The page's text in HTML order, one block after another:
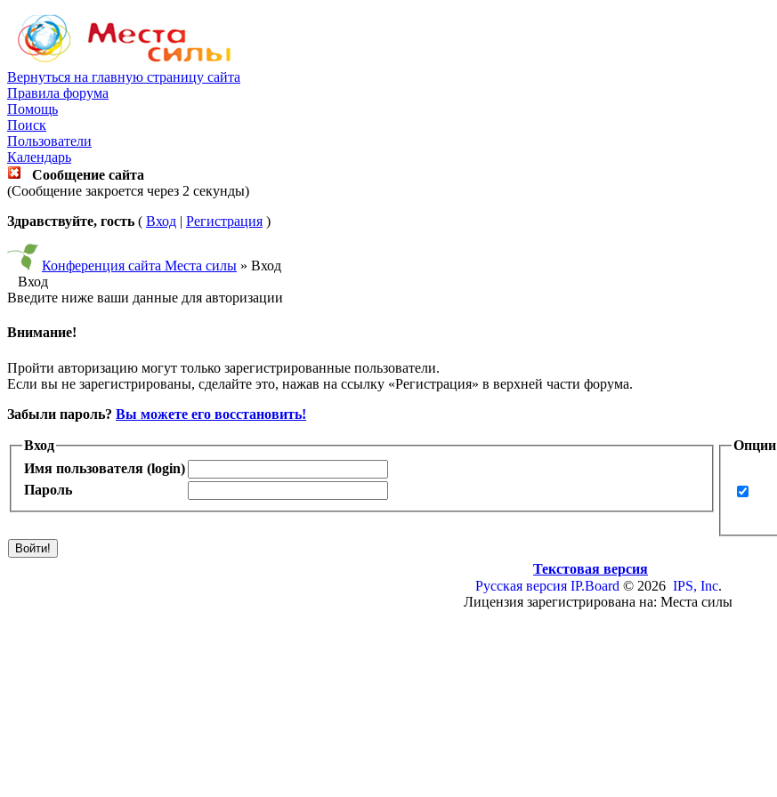
Вернуться на главную страницу сайта
Правила форума
Помощь
Поиск
Пользователи
Календарь
Сообщение сайта
(Сообщение закроется через 2 секунды)
Здравствуйте, гость ( Вход | Регистрация )
Конференция сайта Места силы » Вход
Вход
Введите ниже ваши данные для авторизации
Внимание!
Пройти авторизацию могут только зарегистрированные пользователи.
Если вы не зарегистрированы, сделайте это, нажав на ссылку «Регистрация» в верхней части форума.
Забыли пароль? Вы можете его восстановить!
Вход
Имя пользователя (login)
Пароль
Опции
Текстовая версия
Русская версия IP.Board © 2026 IPS, Inc.
Лицензия зарегистрирована на: Места силы